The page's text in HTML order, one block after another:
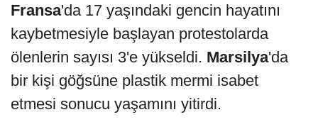
Fransa'da 17 yaşındaki gencin hayatını
kaybetmesiyle başlayan protestolarda
ölenlerin sayısı 3'e yükseldi. Marsilya'da
bir kişi göğsüne plastik mermi isabet
etmesi sonucu yaşamını yitirdi.